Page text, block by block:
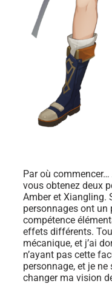
Par où
vous obtenez deux
Amber et Xiangling.
personnages ont
compétence
effets différents.
mécanique, et j’ai
n’ayant pas cette
personnage, et je
changer ma vision